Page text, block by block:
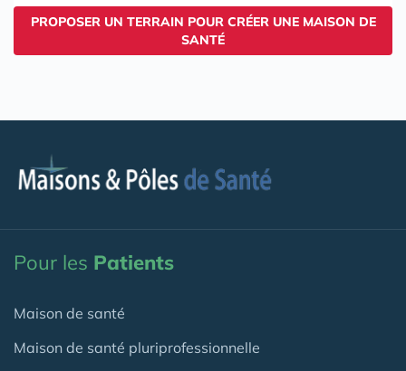
PROPOSER UN TERRAIN POUR CRÉER UNE MAISON DE
SANTÉ
Pour les Patients
Maison de santé
Maison de santé pluriprofessionnelle